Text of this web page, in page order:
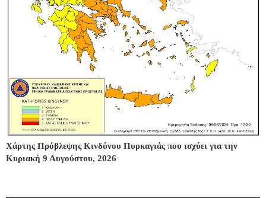
Χάρτης Πρόβλεψης Κινδύνου Πυρκαγιάς που ισχύει για την
Κυριακή 9 Αυγούστου, 2026